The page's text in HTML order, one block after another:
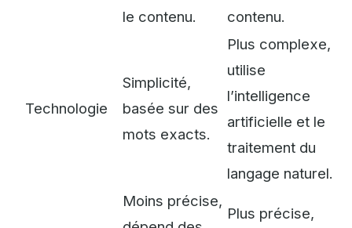
le contenu.
contenu.
Technologie
Simplicité,
basée sur des
mots exacts.
Plus complexe,
utilise
l’intelligence
artificielle et le
traitement du
langage naturel.
Moins précise,
Plus précise,